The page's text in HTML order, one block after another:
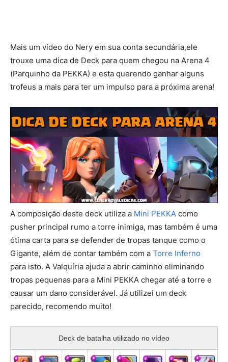
Mais um vídeo do Nery em sua conta secundária,ele
trouxe uma dica de Deck para quem chegou na Arena 4
(Parquinho da PEKKA) e esta querendo ganhar alguns
trofeus a mais para ter um impulso para a próxima arena!
A composição deste deck utiliza a Mini PEKKA como
pusher principal rumo a torre inimiga, mas também é uma
ótima carta para se defender de tropas tanque como o
Gigante, além de contar também com a Torre Inferno
para isto. A Valquíria ajuda a abrir caminho eliminando
tropas pequenas para a Mini PEKKA chegar até a torre e
causar um dano considerável. Já utilizei um deck
parecido, recomendo muito!
Deck de batalha utilizado no vídeo